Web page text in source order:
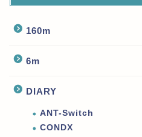
160m
6m
DIARY
ANT-Switch
CONDX